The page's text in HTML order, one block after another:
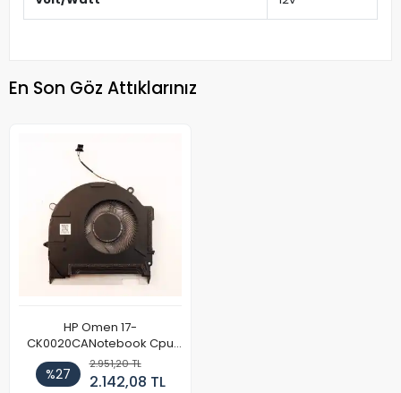
En Son Göz Attıklarınız
HP Omen 17-
CK0020CANotebook Cpu
Fan (Sağ)
%27
2.951,20 TL
2.142,08 TL